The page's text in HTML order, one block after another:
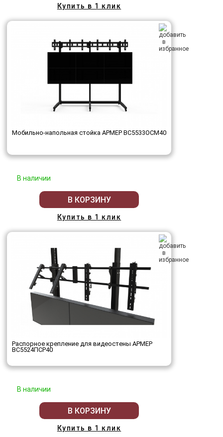
Купить в 1 клик
Мобильно-напольная стойка АРМЕР ВС5533ОСМ40
В наличии
В КОРЗИНУ
Купить в 1 клик
Распорное крепление для видеостены АРМЕР
ВС5524ПСР40
В наличии
В КОРЗИНУ
Купить в 1 клик